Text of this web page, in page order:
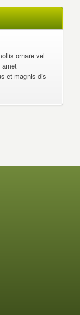
ornare vel
amet
et magnis dis